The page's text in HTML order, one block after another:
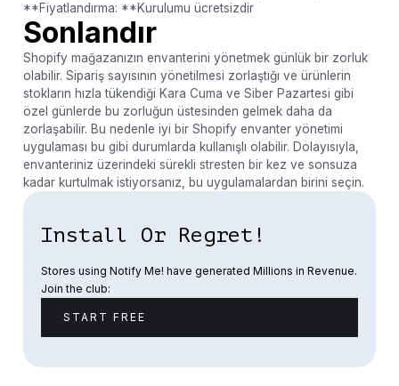
**Fiyatlandırma: **Kurulumu ücretsizdir
Sonlandır
Shopify mağazanızın envanterini yönetmek günlük bir zorluk
olabilir. Sipariş sayısının yönetilmesi zorlaştığı ve ürünlerin
stokların hızla tükendiği Kara Cuma ve Siber Pazartesi gibi
özel günlerde bu zorluğun üstesinden gelmek daha da
zorlaşabilir. Bu nedenle iyi bir Shopify envanter yönetimi
uygulaması bu gibi durumlarda kullanışlı olabilir. Dolayısıyla,
envanteriniz üzerindeki sürekli stresten bir kez ve sonsuza
kadar kurtulmak istiyorsanız, bu uygulamalardan birini seçin.
Install Or Regret!
Stores using Notify Me! have generated Millions in Revenue.
Join the club:
START FREE